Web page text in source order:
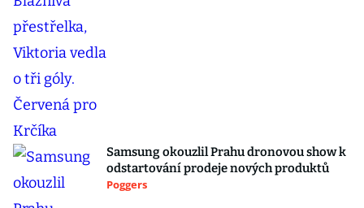
Samsung okouzlil Prahu dronovou show k
odstartování prodeje nových produktů
Poggers